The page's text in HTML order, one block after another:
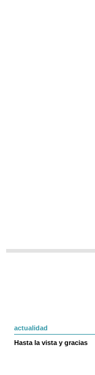
actualidad
Hasta la vista y gracias